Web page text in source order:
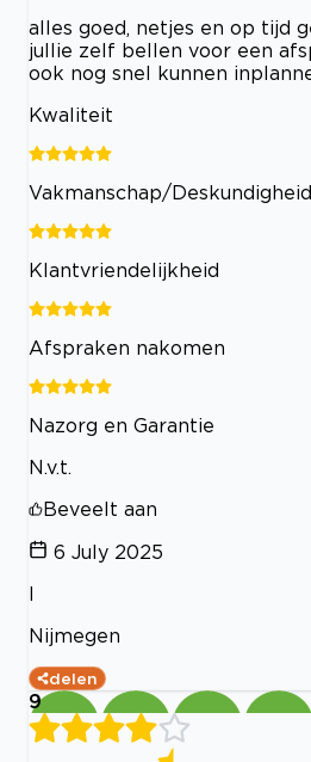
alles goed, netjes en op tijd
jullie zelf bellen voor een
ook nog snel kunnen
Kwaliteit
Vakmanschap/Deskundigheid
Klantvriendelijkheid
Afspraken nakomen
Nazorg en Garantie
N.v.t.
Beveelt aan
6 July 2025
Nijmegen
delen
9